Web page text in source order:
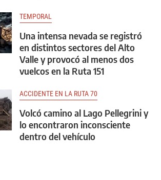
TEMPORAL
Una intensa nevada se registró
en distintos sectores del Alto
Valle y provocó al menos dos
vuelcos en la Ruta 151
ACCIDENTE EN LA RUTA 70
Volcó camino al Lago Pellegrini y
lo encontraron inconsciente
dentro del vehículo